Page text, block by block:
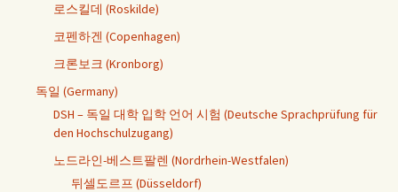
로스킬데 (Roskilde)
코펜하겐 (Copenhagen)
크론보크 (Kronborg)
독일 (Germany)
DSH – 독일 대학 입학 언어 시험 (Deutsche Sprachprüfung für
den Hochschulzugang)
노드라인-베스트팔렌 (Nordrhein-Westfalen)
뒤셀도르프 (Düsseldorf)